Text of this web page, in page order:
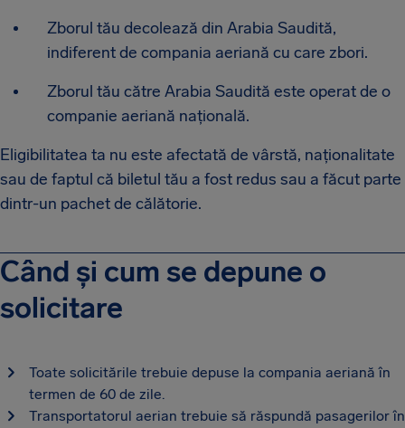
Zborul tău decolează din Arabia Saudită,
indiferent de compania aeriană cu care zbori.
Zborul tău către Arabia Saudită este operat de o
companie aeriană națională.
Eligibilitatea ta nu este afectată de vârstă, naționalitate
sau de faptul că biletul tău a fost redus sau a făcut parte
dintr-un pachet de călătorie.
Când și cum se depune o
solicitare
Toate solicitările trebuie depuse la compania aeriană în
termen de 60 de zile.
Transportatorul aerian trebuie să răspundă pasagerilor în